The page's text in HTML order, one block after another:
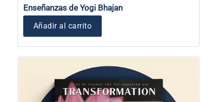
Enseñanzas de Yogi Bhajan
Añadir al carrito